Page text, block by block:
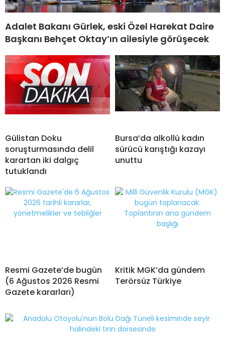
Adalet Bakanı Gürlek, eski Özel Harekat Daire
Başkanı Behçet Oktay’ın ailesiyle görüşecek
Gülistan Doku
soruşturmasında delil
karartan iki dalgıç
tutuklandı
Bursa’da alkollü kadın
sürücü karıştığı kazayı
unuttu
Resmi Gazete’de bugün
(6 Ağustos 2026 Resmi
Gazete kararları)
Kritik MGK’da gündem
Terörsüz Türkiye